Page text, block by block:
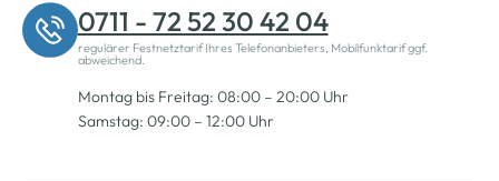
0711 - 72 52 30 42 04
regulärer Festnetztarif Ihres Telefonanbieters, Mobilfunktarif ggf.
abweichend.
Montag bis Freitag: 08:00 – 20:00 Uhr
Samstag: 09:00 – 12:00 Uhr